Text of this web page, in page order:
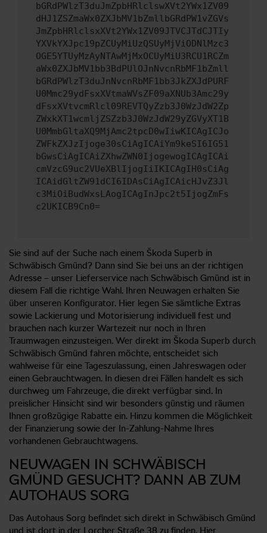
bGRdPWlzT3duJmZpbHRlclswXVt2YWx1ZV09
dHJ1ZSZmaWx0ZXJbMV1bZmllbGRdPW1vZGVs
JmZpbHRlclsxXVt2YWx1ZV09JTVCJTdCJTIy
YXVkYXJpc19pZCUyMiUzQSUyMjViODNlMzc3
OGE5YTUyMzAyNTAwMjMxOCUyMiU3RCU1RCZm
aWx0ZXJbMV1bb3BdPUlOJnNvcnRbMF1bZmll
bGRdPWlzT3duJnNvcnRbMF1bb3JkZXJdPURF
U0Mmc29ydFsxXVtmaWVsZF09aXNUb3Amc29y
dFsxXVtvcmRlcl09REVTQyZzb3J0WzJdW2Zp
ZWxkXT1wcmljZSZzb3J0WzJdW29yZGVyXT1B
U0MmbGltaXQ9MjAmc2tpcD0wIiwKICAgICJo
ZWFkZXJzIjoge30sCiAgICAiYm9keSI6IG51
bGwsCiAgICAiZXhwZWN0IjogewogICAgICAi
cmVzcG9uc2VUeXBlIjogIiIKICAgIH0sCiAg
ICAidGltZW91dCI6IDAsCiAgICAicHJvZ3Jl
c3MiOiBudWxsLAogICAgInJpc2t5IjogZmFs
c2UKICB9Cn0=
Sie sind auf der Suche nach einem Škoda Superb in
Schwäbisch Gmünd? Dann sind Sie bei uns an der richtigen
Adresse – unser Lieferservice nach Schwäbisch Gmünd ist in
diesem Fall die richtige Wahl. Ihren Neuwagen erhalten Sie
über unseren Konfigurator. Hier legen Sie sämtliche Extras
sowie Lackierung und Motorisierung individuell fest und
brauchen nach kurzer Wartezeit nur noch in Ihren
Traumwagen einzusteigen. Wer direkt im Škoda Superb durch
Schwäbisch Gmünd fahren möchte, entscheidet sich
wahlweise für eine Tageszulassung, einen Jahreswagen oder
einen Gebrauchtwagen. In diesen drei Fällen handelt es sich
durchweg um Fahrzeuge, die direkt verfügbar sind. In
preislicher Hinsicht sind wir besonders günstig und räumen
Ihnen großzügige Rabatte ein. Hinzu kommen die Möglichkeit
der Finanzierung sowie der In-Zahlung-Nahme Ihres
vorhandenen Gebrauchtwagens.
NEUWAGEN IN SCHWÄBISCH
GMÜND GESUCHT? DANN AB ZUM
AUTOHAUS SORG
Das Autohaus Sorg befindet sich direkt in Schwäbisch Gmünd
und ist dort in der Lorcher Straße 38 zu finden. Hier